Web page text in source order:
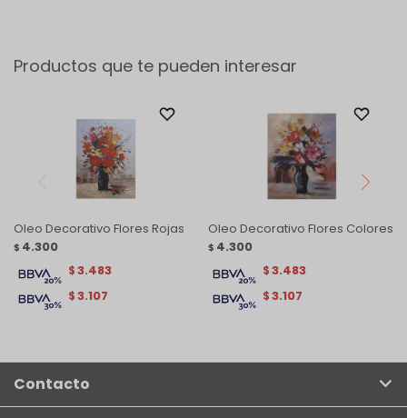
Productos que te pueden interesar
Oleo Decorativo Flores Rojas
$ 4.300
$3.107
$3.483
Oleo Decorativo Flores Colores
$ 4.300
$3.107
$3.483
Contacto